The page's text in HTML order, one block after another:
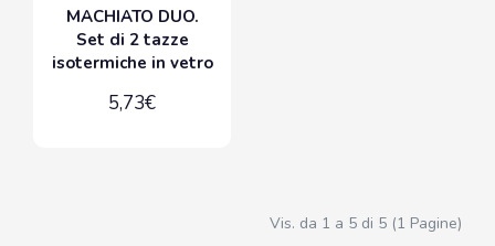
MACHIATO DUO.
Set di 2 tazze
isotermiche in vetro
5,73€
Vis. da 1 a 5 di 5 (1 Pagine)